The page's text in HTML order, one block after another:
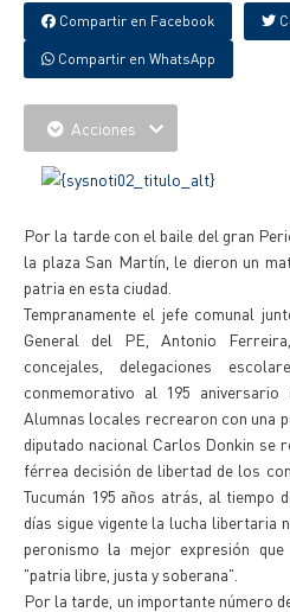
Compartir en Facebook
Compartir en WhatsApp
Acciones
Por la tarde con el baile del gran
la plaza San Martín, le dieron un
patria en esta ciudad.
Tempranamente el jefe comunal
General del PE, Antonio
concejales, delegaciones
conmemorativo al 195 aniversario
Alumnas locales recrearon con una
diputado nacional Carlos Donkin se
férrea decisión de libertad de los
Tucumán 195 años atrás, al tiempo
días sigue vigente la lucha libertaria
peronismo la mejor expresión
"patria libre, justa y soberana".
Por la tarde, un importante número